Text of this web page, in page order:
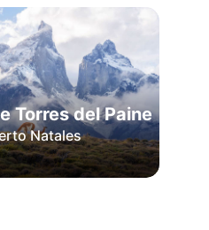
Torres del Paine
Natales